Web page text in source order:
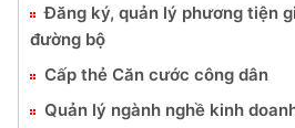
Đăng ký, quản lý phương tiện
đường bộ
Cấp thẻ Căn cước công dân
Quản lý ngành nghề kinh